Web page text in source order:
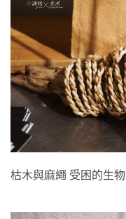
枯木與麻繩 受困的生物